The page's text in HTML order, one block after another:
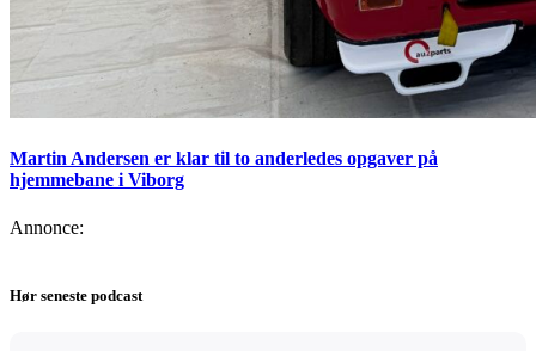
Martin Andersen er klar til to anderledes opgaver på
hjemmebane i Viborg
Annonce:
Hør seneste podcast